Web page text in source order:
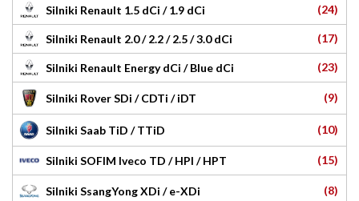
Silniki Renault 1.5 dCi / 1.9 dCi (24)
Silniki Renault 2.0 / 2.2 / 2.5 / 3.0 dCi (17)
Silniki Renault Energy dCi / Blue dCi (23)
Silniki Rover SDi / CDTi / iDT (9)
Silniki Saab TiD / TTiD (10)
Silniki SOFIM Iveco TD / HPI / HPT (15)
Silniki SsangYong XDi / e-XDi (8)